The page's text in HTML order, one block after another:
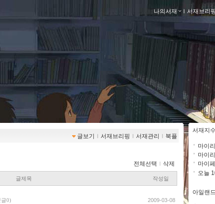
나의서재 ｌ 서재브리
글보기 ｌ 서재브리핑 ｌ 서재관리 ｌ 북플
전체선택 ｌ 삭제
글제목 작성일
0) 2009-03-08
서재지수
마이
마이
마이
오늘
아일랜